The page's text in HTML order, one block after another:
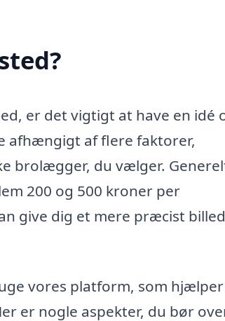
er det vigtigt at have en idé
afhængigt af flere faktorer,
brolægger, du vælger.
200 og 500 kroner per
give dig et mere præcist
vores platform, som
er nogle aspekter, du bør